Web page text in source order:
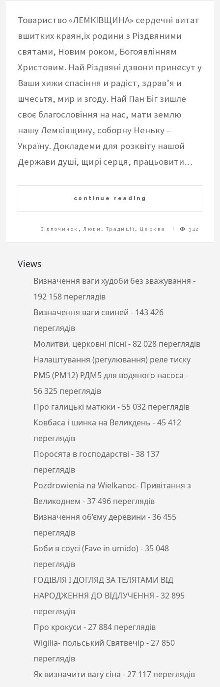
Товариство «ЛЕМКІВЩИНА» сердечні витат
вшитких краян,іх родини з Різдвяними
святами, Новим роком, Богоявлінням
Христовим. Най Різдвяні дзвони принесут у
Ваши хижи спасіння и радіст, здрав’я и
шчесьтя, мир и згоду. Най Пан Біг зишле
своє благословіння на нас, мати землю
нашу Лемківщину, соборну Неньку –
Україну. Докладеми для розквіту нашой
Держави душі, щирі серця, працьовити…
continue reading
Відпочинок , Люди ,Традиції , Церква 342
Views
Визначення ваги худоби без зважування -
192 158 переглядів
Визначення ваги свиней - 143 426
переглядів
Молитви, церковні пісні - 82 028 переглядів
Налаштування (регулювання) реле тиску
РМ5 (РМ12) РДМ5 для водяного насоса -
56 325 переглядів
Про галицькі матюки - 55 032 переглядів
Ковбаса і шинка на Великдень - 45 412
переглядів
Поросята в господарстві - 38 137
переглядів
Pozdrowienia na Wielkanoc- Привітання з
Великоднем - 37 496 переглядів
Визначення об’єму деревини - 36 455
переглядів
Боби в соусі (Fave in umido) - 35 048
переглядів
ГОДІВЛЯ І ДОГЛЯД ЗА ТЕЛЯТАМИ ВІД
НАРОДЖЕННЯ ДО ВІДЛУЧЕННЯ - 32 895
переглядів
Про крокуси - 27 884 переглядів
Wigilia- польський Святвечір - 27 850
переглядів
Як визначити вагу сіна - 27 117 переглядів